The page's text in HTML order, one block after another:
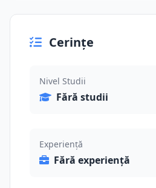
Cerințe
Nivel Studii
Fără studii
Experiență
Fără experiență